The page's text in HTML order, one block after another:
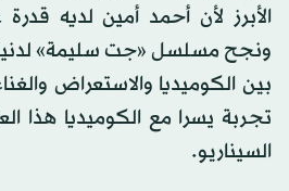
الأبرز لأن أحمد أمين لديه قدرة
ونجح مسلسل «جت سليمة»
بين الكوميديا والاستعراض
تجربة يسرا مع الكوميديا هذا
السيناريو.